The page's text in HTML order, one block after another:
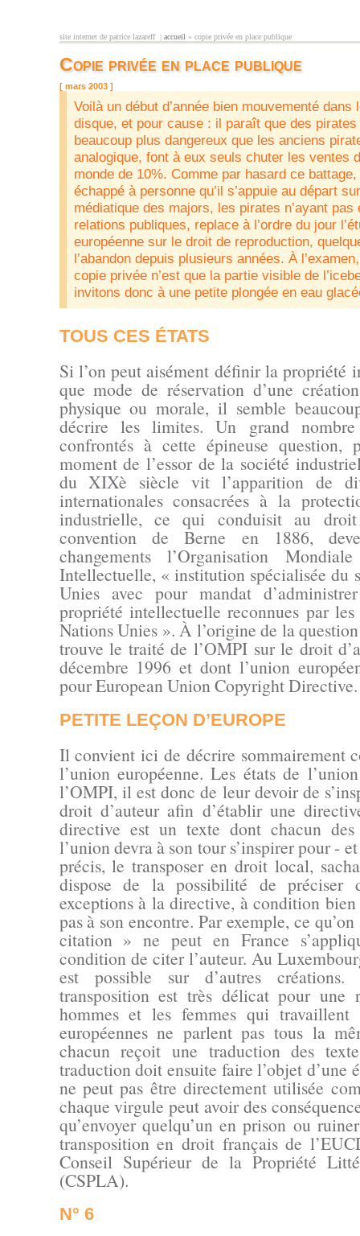
site internet de patrice lazareff |
vous êtes ici
accueil » copie privée en place publique
Copie privée en place publique
[ mars 2003 ]
Voilà un début d’année bien mouvementé dans
disque, et pour cause : il paraît que des
beaucoup plus dangereux que les anciens
analogique, font à eux seuls chuter les ventes
monde de 10%. Comme par hasard ce battage,
échappé à personne qu’il s’appuie au départ
médiatique des majors, les pirates n’ayant pas
relations publiques, replace à l’ordre du jour
européenne sur le droit de reproduction,
l’abandon depuis plusieurs années. À
copie privée n’est que la partie visible de
invitons donc à une petite plongée en eau
TOUS CES ÉTATS
Si l’on peut aisément définir la propriété
que mode de réservation d’une
physique ou morale, il semble
décrire les limites. Un grand nombre
confrontés à cette épineuse question,
moment de l’essor de la société
du XIXè siècle vit l’apparition de
internationales consacrées à la
industrielle, ce qui conduisit au
convention de Berne en 1886,
changements l’Organisation
Intellectuelle, « institution spécialisée du
Unies avec pour mandat
propriété intellectuelle reconnues par les
Nations Unies ». À l’origine de la
trouve le traité de l’OMPI sur le droit
décembre 1996 et dont l’union
pour European Union Copyright Directive.
PETITE LEÇON D’EUROPE
Il convient ici de décrire sommairement
l’union européenne. Les états de
l’OMPI, il est donc de leur devoir de
droit d’auteur afin d’établir une
directive est un texte dont chacun des
l’union devra à son tour s’inspirer pour -
précis, le transposer en droit local,
dispose de la possibilité de préciser
exceptions à la directive, à condition
pas à son encontre. Par exemple, ce
citation » ne peut en France
condition de citer l’auteur. Au
est possible sur d’autres créations.
transposition est très délicat pour une
hommes et les femmes qui travaillent
européennes ne parlent pas tous la
chacun reçoit une traduction des
traduction doit ensuite faire l’objet d’une
ne peut pas être directement utilisée
chaque virgule peut avoir des
qu’envoyer quelqu’un en prison ou
transposition en droit français de
Conseil Supérieur de la Propriété
(CSPLA).
N° 6